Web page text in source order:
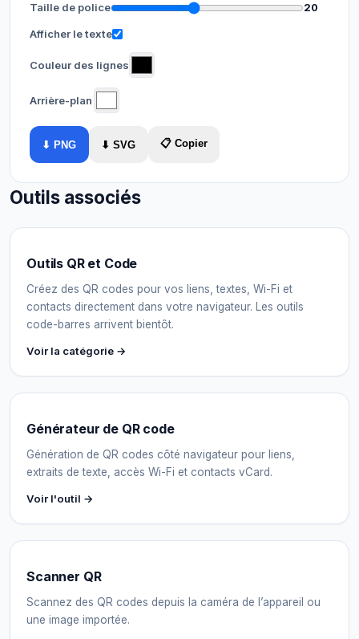
Taille de police 20
Afficher le texte
Couleur des lignes
Arrière-plan
⬇ PNG ⬇ SVG 📋 Copier
Outils associés
Outils QR et Code
Créez des QR codes pour vos liens, textes, Wi-Fi et
contacts directement dans votre navigateur. Les outils
code-barres arrivent bientôt.
Voir la catégorie →
Générateur de QR code
Génération de QR codes côté navigateur pour liens,
extraits de texte, accès Wi-Fi et contacts vCard.
Voir l'outil →
Scanner QR
Scannez des QR codes depuis la caméra de l’appareil ou
une image importée.